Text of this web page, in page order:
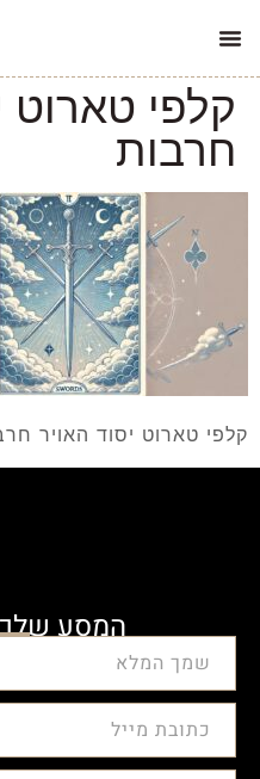
קלפי טארוט
חרבות
קלפי טארוט יסוד האויר
המסע